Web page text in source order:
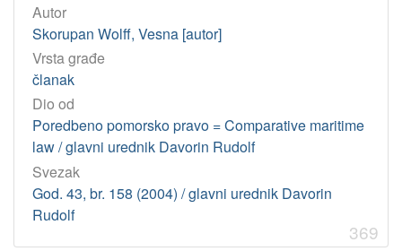
Autor
Skorupan Wolff, Vesna [autor]
Vrsta građe
članak
Dio od
Poredbeno pomorsko pravo = Comparative maritime
law / glavni urednik Davorin Rudolf
Svezak
God. 43, br. 158 (2004) / glavni urednik Davorin
Rudolf
369